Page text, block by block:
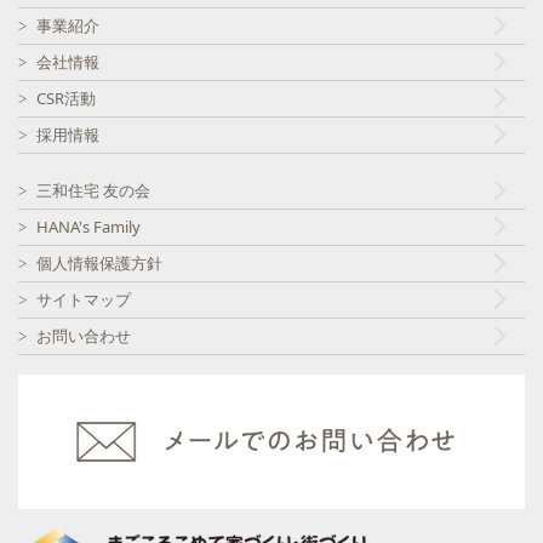
事業紹介
会社情報
CSR活動
採用情報
三和住宅 友の会
HANA's Family
個人情報保護方針
サイトマップ
お問い合わせ